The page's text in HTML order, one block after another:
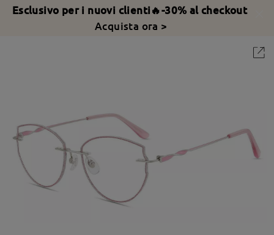
Esclusivo per i nuovi clienti🔥-30% al checkout
Acquista ora >